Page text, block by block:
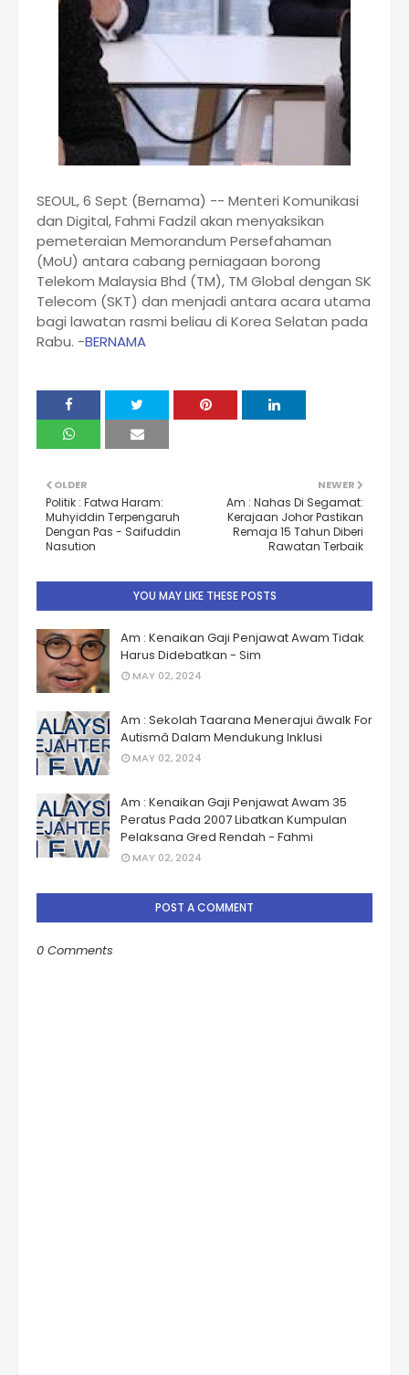
SEOUL, 6 Sept (Bernama) -- Menteri Komunikasi
dan Digital, Fahmi Fadzil akan menyaksikan
pemeteraian Memorandum Persefahaman
(MoU) antara cabang perniagaan borong
Telekom Malaysia Bhd (TM), TM Global dengan SK
Telecom (SKT) dan menjadi antara acara utama
bagi lawatan rasmi beliau di Korea Selatan pada
Rabu. -BERNAMA
NEWER
Am : Nahas Di Segamat:
Kerajaan Johor Pastikan
Remaja 15 Tahun Diberi
Rawatan Terbaik
OLDER
Politik : Fatwa Haram:
Muhyiddin Terpengaruh
Dengan Pas - Saifuddin
Nasution
YOU MAY LIKE THESE POSTS
Am : Kenaikan Gaji Penjawat Awam Tidak
Harus Didebatkan - Sim
MAY 02, 2024
Am : Sekolah Taarana Menerajui âwalk For
Autismâ Dalam Mendukung Inklusi
MAY 02, 2024
Am : Kenaikan Gaji Penjawat Awam 35
Peratus Pada 2007 Libatkan Kumpulan
Pelaksana Gred Rendah - Fahmi
MAY 02, 2024
POST A COMMENT
0 Comments